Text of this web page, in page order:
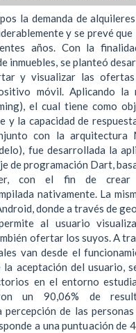
la demanda de
y se prevé que
años. Con la
inmuebles, se planteó
y visualizar las ofertas
móvil. Aplicando la
el cual tiene como
y la capacidad de
con la arquitectura
fue desarrollada la
de programación Dart,
con el fin de crear
nativamente. La
donde a través de
al usuario
ofertar los suyos. A
van desde el
aceptación del usuario,
en el entorno
un 90,06% de
percepción de las
a una puntuación de